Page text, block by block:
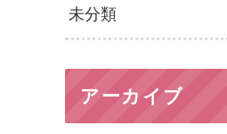
未分類
アーカイブ